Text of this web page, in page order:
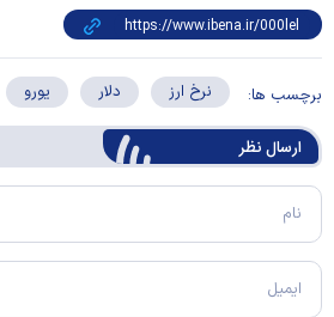
برچسب ها: نرخ ارز دلار یورو
ارسال‌ نظر